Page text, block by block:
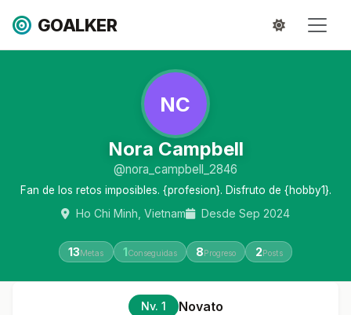
GOALKER
NC
Nora Campbell
@nora_campbell_2846
Fan de los retos imposibles. {profesion}. Disfruto de {hobby1}.
Ho Chi Minh, Vietnam Desde Sep 2024
13Metas 1Conseguidas 8Progreso 2Posts
Nv. 1 Novato